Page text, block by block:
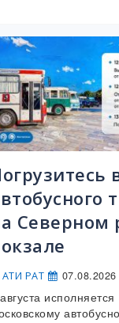
Северном
АТИ РАТ 07.08.2026
исполняется